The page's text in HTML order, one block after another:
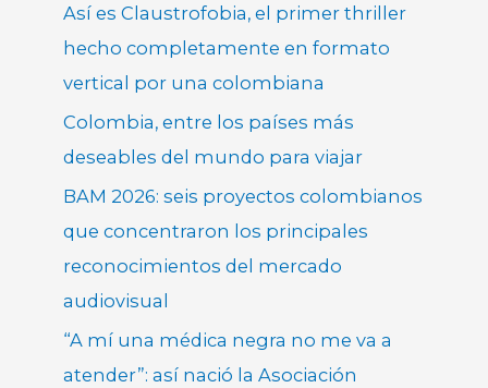
Así es Claustrofobia, el primer thriller
hecho completamente en formato
vertical por una colombiana
Colombia, entre los países más
deseables del mundo para viajar
BAM 2026: seis proyectos colombianos
que concentraron los principales
reconocimientos del mercado
audiovisual
“A mí una médica negra no me va a
atender”: así nació la Asociación